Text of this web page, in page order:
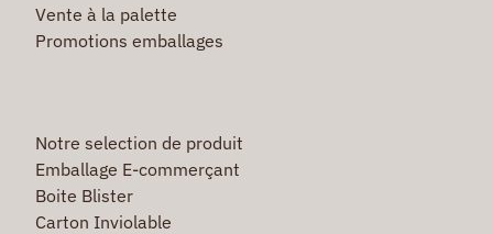
Vente à la palette
Promotions emballages
Notre selection de produit
Emballage E-commerçant
Boite Blister
Carton Inviolable